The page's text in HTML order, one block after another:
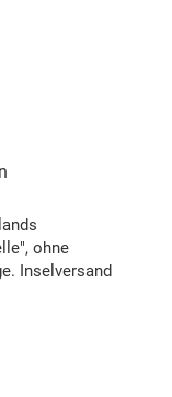
ohne
Inselversand